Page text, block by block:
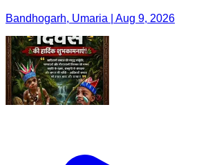
Bandhogarh, Umaria | Aug 9, 2026